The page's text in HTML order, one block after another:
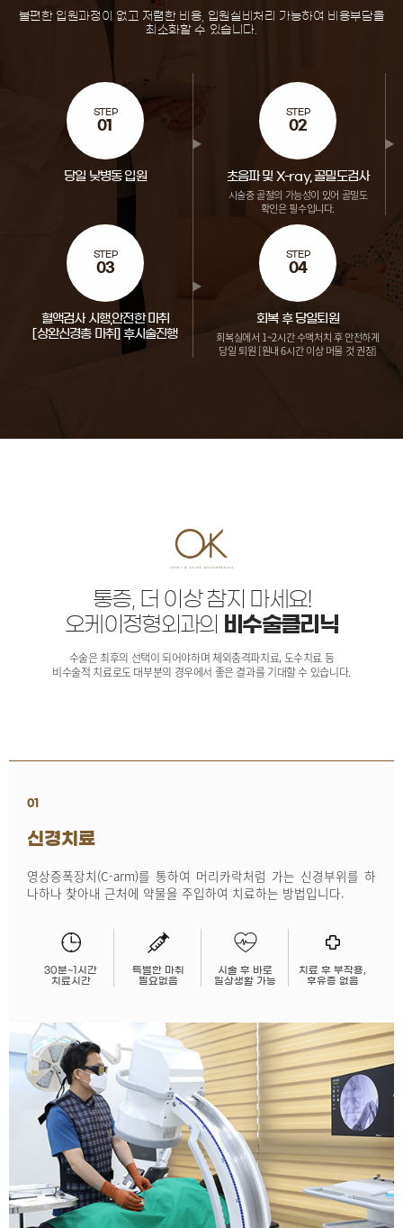
불편한 입원과정이 없고 저렴한 비용, 입원실비처리 가능하여 비용부담을
최소화할 수 있습니다.
STEP
01
당일 낮병동 입원
STEP
02
초음파 및 X-ray, 골밀도검사
시술중 골절의 가능성이 있어 골밀도
확인은 필수입니다.
STEP
03
혈액검사 시행,안전한 마취
[상완신경총 마취] 후시술진행
STEP
04
회복 후 당일퇴원
회복실에서 1~2시간 수액처치 후안전하게
당일 퇴원 [원내 6시간 이상 머물 것 권장]
통증, 더 이상 참지 마세요!
오케이정형외과의
비수술클리닉
수술은 최후의 선택이 되어야하며 체외충격파치료, 도수치료 등
비수술적 치료로도 대부분의 경우에서 좋은 결과를 기대할 수 있습니다.
01
신경치료
영상증폭장치(C-arm)를 통하여 머리카락처럼 가는 신경부위를 하
나하나 찾아내 근처에 약물을 주입하여 치료하는 방법입니다.
30분~1시간
치료시간
특별한 마취
필요없음
시술 후 바로
일상생활 가능
치료 후 부작용,
후유증 없음